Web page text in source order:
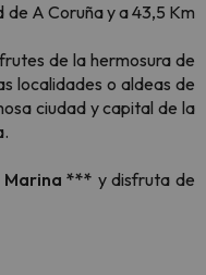
de A Coruña y a 43,5 Km
de la hermosura de
localidades o aldeas de
ciudad y capital de la
Marina *** y disfruta de